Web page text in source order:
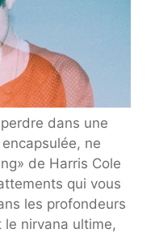
dans une
ne
de Harris Cole
qui vous
les profondeurs
nirvana ultime,